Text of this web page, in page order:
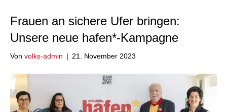
Frauen an sichere Ufer bringen:
Unsere neue hafen*-Kampagne
Von volks-admin | 21. November 2023